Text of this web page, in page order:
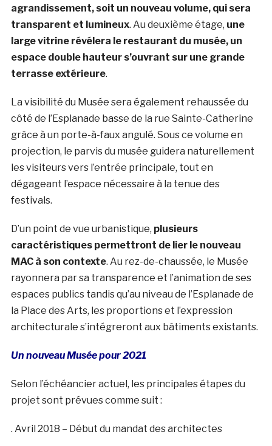
agrandissement, soit un nouveau volume, qui sera
transparent et lumineux. Au deuxième étage, une
large vitrine révélera le restaurant du musée, un
espace double hauteur s’ouvrant sur une grande
terrasse extérieure.
La visibilité du Musée sera également rehaussée du
côté de l’Esplanade basse de la rue Sainte-Catherine
grâce à un porte-à-faux angulé. Sous ce volume en
projection, le parvis du musée guidera naturellement
les visiteurs vers l’entrée principale, tout en
dégageant l’espace nécessaire à la tenue des
festivals.
D’un point de vue urbanistique, plusieurs
caractéristiques permettront de lier le nouveau
MAC à son contexte. Au rez-de-chaussée, le Musée
rayonnera par sa transparence et l’animation de ses
espaces publics tandis qu’au niveau de l’Esplanade de
la Place des Arts, les proportions et l’expression
architecturale s’intégreront aux bâtiments existants.
Un nouveau Musée pour 2021
Selon l’échéancier actuel, les principales étapes du
projet sont prévues comme suit :
. Avril 2018 – Début du mandat des architectes